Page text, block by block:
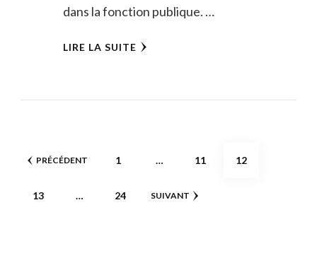
dans la fonction publique. …
LIRE LA SUITE
Pagination
publications
PRÉCÉDENT PAGE
1 … PAGE
11 PAGE
12
PAGE
13 … PAGE
24 SUIVANT